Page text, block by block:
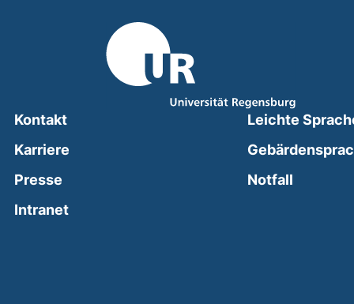
Kontakt
Karriere
Presse
Intranet(external link, opens in a new window)
Leichte
Notfall